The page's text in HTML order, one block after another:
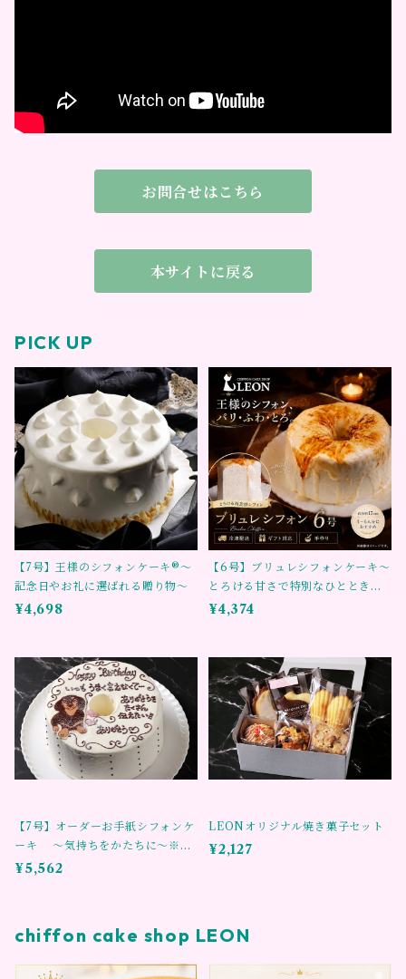
お問合せはこちら
本サイトに戻る
PICK UP
【7号】王様のシフォンケーキ®～
記念日やお礼に選ばれる贈り物～
¥4,698
【6号】ブリュレシフォンケーキ～
とろける甘さで特別なひとときを
～
¥4,374
【7号】オーダーお手紙シフォンケ
ーキ ～気持ちをかたちに～※3
日前までのご予約をお願い致しま
¥5,562
LEONオリジナル焼き菓子セット
¥2,127
chiffon cake shop LEON